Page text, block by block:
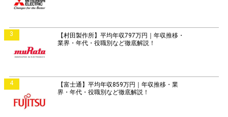
3
【村田製作所】平均年収797万円｜年収推移・
業界・年代・役職別など徹底解説！
4
【富士通】平均年収859万円｜年収推移・業
界・年代・役職別など徹底解説！